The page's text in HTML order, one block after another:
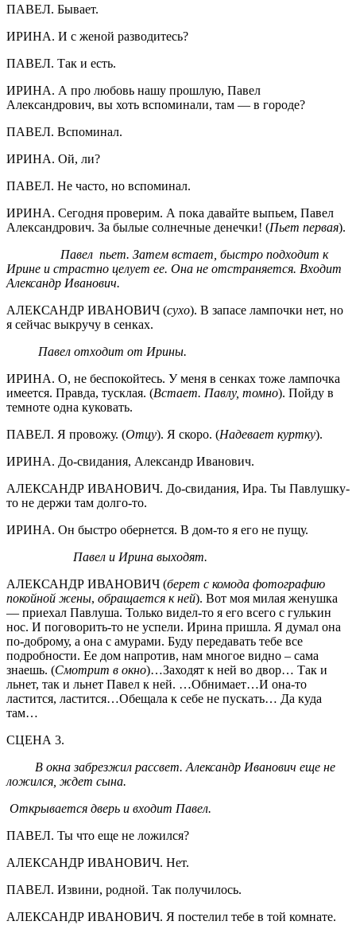
ПАВЕЛ. Бывает.
ИРИНА. И с женой разводитесь?
ПАВЕЛ. Так и есть.
ИРИНА. А про любовь нашу прошлую, Павел
Александрович, вы хоть вспоминали, там — в городе?
ПАВЕЛ. Вспоминал.
ИРИНА. Ой, ли?
ПАВЕЛ. Не часто, но вспоминал.
ИРИНА. Сегодня проверим. А пока давайте выпьем, Павел
Александрович. За былые солнечные денечки! (Пьет первая).
Павел пьет. Затем встает, быстро подходит к
Ирине и страстно целует ее. Она не отстраняется. Входит
Александр Иванович.
АЛЕКСАНДР ИВАНОВИЧ (сухо). В запасе лампочки нет, но
я сейчас выкручу в сенках.
Павел отходит от Ирины.
ИРИНА. О, не беспокойтесь. У меня в сенках тоже лампочка
имеется. Правда, тусклая. (Встает. Павлу, томно). Пойду в
темноте одна куковать.
ПАВЕЛ. Я провожу. (Отцу). Я скоро. (Надевает куртку).
ИРИНА. До-свидания, Александр Иванович.
АЛЕКСАНДР ИВАНОВИЧ. До-свидания, Ира. Ты Павлушку-
то не держи там долго-то.
ИРИНА. Он быстро обернется. В дом-то я его не пущу.
Павел и Ирина выходят.
АЛЕКСАНДР ИВАНОВИЧ (берет с комода фотографию
покойной жены, обращается к ней). Вот моя милая женушка
— приехал Павлуша. Только видел-то я его всего с гулькин
нос. И поговорить-то не успели. Ирина пришла. Я думал она
по-доброму, а она с амурами. Буду передавать тебе все
подробности. Ее дом напротив, нам многое видно – сама
знаешь. (Смотрит в окно)…Заходят к ней во двор… Так и
льнет, так и льнет Павел к ней. …Обнимает…И она-то
ластится, ластится…Обещала к себе не пускать… Да куда
там…
СЦЕНА 3.
В окна забрезжил рассвет. Александр Иванович еще не
ложился, ждет сына.
Открывается дверь и входит Павел.
ПАВЕЛ. Ты что еще не ложился?
АЛЕКСАНДР ИВАНОВИЧ. Нет.
ПАВЕЛ. Извини, родной. Так получилось.
АЛЕКСАНДР ИВАНОВИЧ. Я постелил тебе в той комнате.